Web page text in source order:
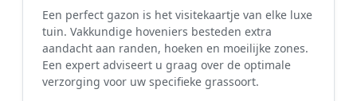
Een perfect gazon is het visitekaartje van elke luxe
tuin. Vakkundige hoveniers besteden extra
aandacht aan randen, hoeken en moeilijke zones.
Een expert adviseert u graag over de optimale
verzorging voor uw specifieke grassoort.